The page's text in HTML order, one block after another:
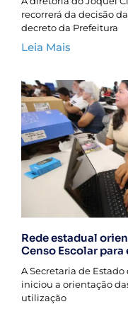
recorrerá da decisão
decreto da Prefeitura
Leia Mais
Rede estadual
Censo Escolar
A Secretaria de Estado
iniciou a orientação
utilização